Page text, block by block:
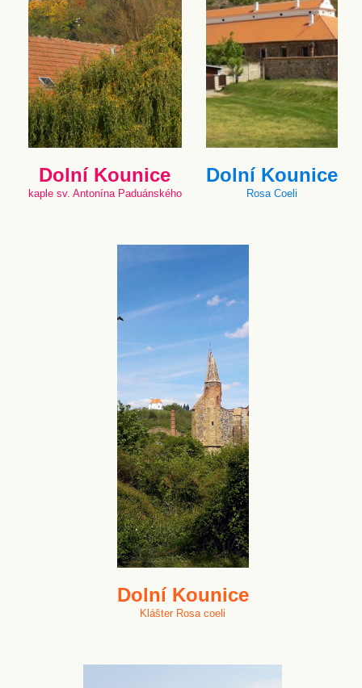
Dolní Kounice
kaple sv. Antonína Paduánského
Dolní Kounice
Rosa Coeli
Dolní Kounice
Klášter Rosa coeli